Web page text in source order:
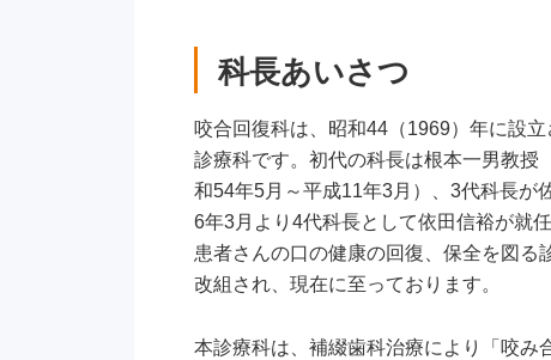
科長あいさつ
咬合回復科は、昭和44（1969）年に設
診療科です。初代の科長は根本一男教授
和54年5月～平成11年3月）、3代科長が
6年3月より4代科長として依田信裕が就
患者さんの口の健康の回復、保全を図る
改組され、現在に至っております。
本診療科は、補綴歯科治療により「咬み